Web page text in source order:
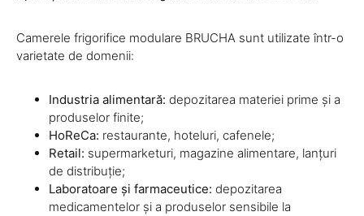
Camerele frigorifice modulare BRUCHA sunt utilizate într-o
varietate de domenii:
Industria alimentară: depozitarea materiei prime și a
produselor finite;
HoReCa: restaurante, hoteluri, cafenele;
Retail: supermarketuri, magazine alimentare, lanțuri
de distribuție;
Laboratoare și farmaceutice: depozitarea
medicamentelor și a produselor sensibile la